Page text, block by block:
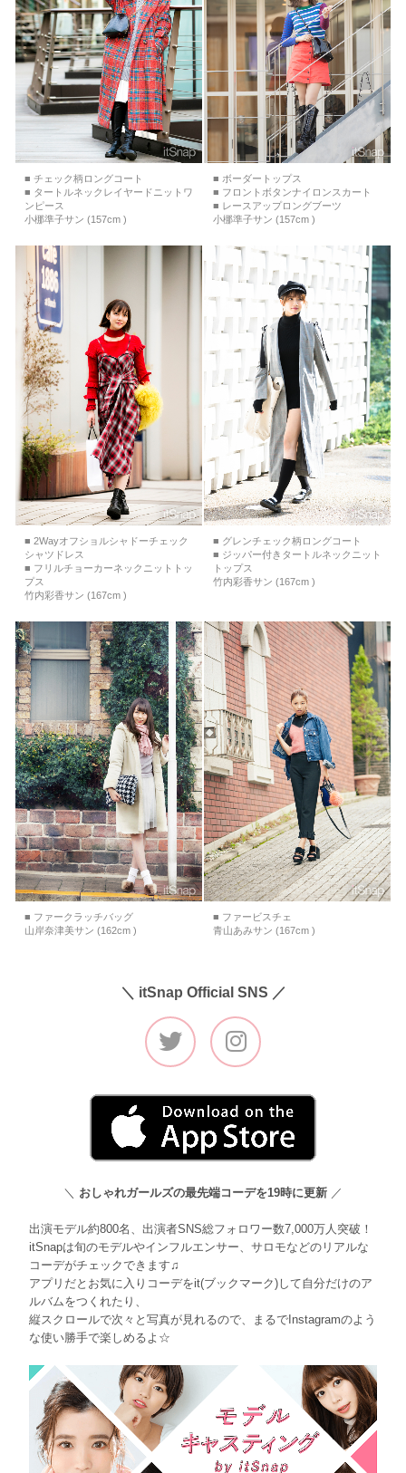
■ チェック柄ロングコート
■ タートルネックレイヤードニットワ
ンピース
小梛準子サン (157cm )
■ ボーダートップス
■ フロントボタンナイロンスカート
■ レースアップロングブーツ
小梛準子サン (157cm )
■ 2Wayオフショルシャドーチェック
シャツドレス
■ フリルチョーカーネックニットトッ
プス
竹内彩香サン (167cm )
■ グレンチェック柄ロングコート
■ ジッパー付きタートルネックニット
トップス
竹内彩香サン (167cm )
■ ファークラッチバッグ
山岸奈津美サン (162cm )
■ ファービスチェ
青山あみサン (167cm )
＼ itSnap Official SNS ／
＼ おしゃれガールズの最先端コーデを19時に更新 ／
出演モデル約800名、出演者SNS総フォロワー数7,000万人突破！
itSnapは旬のモデルやインフルエンサー、サロモなどのリアルな
コーデがチェックできます♫
アプリだとお気に入りコーデをit(ブックマーク)して自分だけのア
ルバムをつくれたり、
縦スクロールで次々と写真が見れるので、まるでInstagramのよう
な使い勝手で楽しめるよ☆